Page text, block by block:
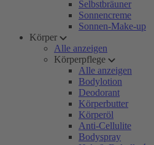
Selbstbräuner
Sonnencreme
Sonnen-Make-up
Körper
Alle anzeigen
Körperpflege
Alle anzeigen
Bodylotion
Deodorant
Körperbutter
Körperöl
Anti-Cellulite
Bodyspray